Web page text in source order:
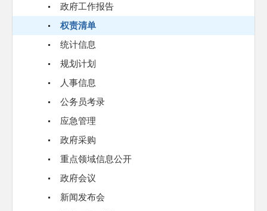
政府工作报告
权责清单
统计信息
规划计划
人事信息
公务员考录
应急管理
政府采购
重点领域信息公开
政府会议
新闻发布会